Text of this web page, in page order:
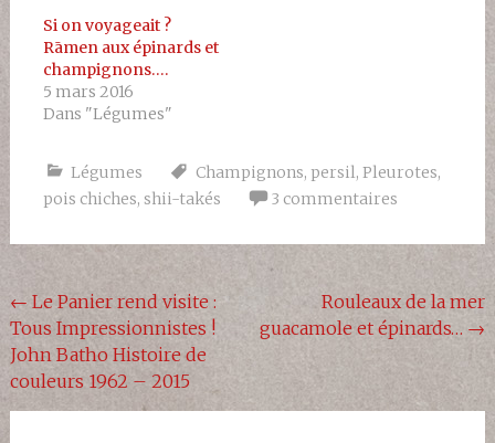
Si on voyageait ?
Rāmen aux épinards et
champignons….
5 mars 2016
Dans "Légumes"
Légumes Champignons, persil, Pleurotes,
pois chiches, shii-takés 3 commentaires
Navigation
de
l'article
← Le Panier rend visite :
Tous Impressionnistes !
John Batho Histoire de
couleurs 1962 – 2015
Rouleaux de la mer
guacamole et épinards… →